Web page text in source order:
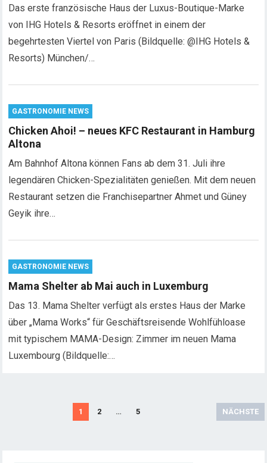
Das erste französische Haus der Luxus-Boutique-Marke
von IHG Hotels & Resorts eröffnet in einem der
begehrtesten Viertel von Paris (Bildquelle: @IHG Hotels &
Resorts) München/…
GASTRONOMIE NEWS
Chicken Ahoi! – neues KFC Restaurant in Hamburg
Altona
Am Bahnhof Altona können Fans ab dem 31. Juli ihre
legendären Chicken-Spezialitäten genießen. Mit dem neuen
Restaurant setzen die Franchisepartner Ahmet und Güney
Geyik ihre…
GASTRONOMIE NEWS
Mama Shelter ab Mai auch in Luxemburg
Das 13. Mama Shelter verfügt als erstes Haus der Marke
über „Mama Works“ für Geschäftsreisende Wohlfühloase
mit typischem MAMA-Design: Zimmer im neuen Mama
Luxembourg (Bildquelle:…
1 2 … 5 NÄCHSTE